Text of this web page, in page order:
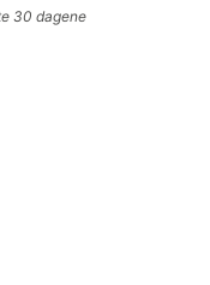
30 dagene